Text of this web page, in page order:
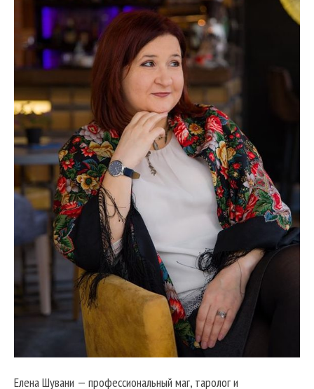
Елена Шувани — профессиональный маг, таролог и